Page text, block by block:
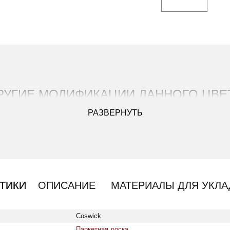
МОДИФИКАЦИИ ДАННОГО
РАЗВЕРНУТЬ
ОПИСАНИЕ МАТЕРИАЛЫ ДЛЯ
Coswick; Коллекция: Натуральная палитра; Цвет:
Coswick